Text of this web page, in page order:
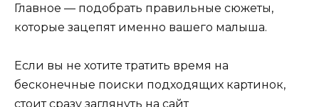
Главное — подобрать правильные сюжеты,
которые зацепят именно вашего малыша.
Если вы не хотите тратить время на
бесконечные поиски подходящих картинок,
стоит сразу заглянуть на сайт